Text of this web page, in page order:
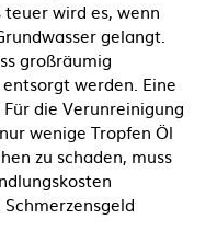
wird es, wenn
gelangt.
großräumig
werden. Eine
die Verunreinigung
wenige Tropfen Öl
zu schaden, muss